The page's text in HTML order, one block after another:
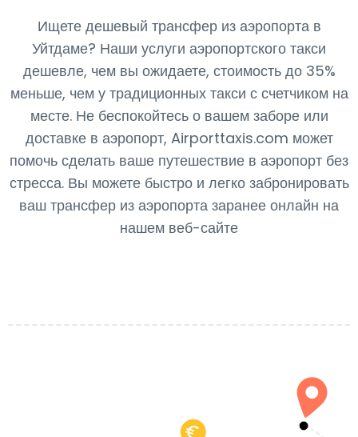
Ищете дешевый трансфер из аэропорта в
Уйтдаме? Наши услуги аэропортского такси
дешевле, чем вы ожидаете, стоимость до 35%
меньше, чем у традиционных такси с счетчиком на
месте. Не беспокойтесь о вашем заборе или
доставке в аэропорт, Airporttaxis.com может
помочь сделать ваше путешествие в аэропорт без
стресса. Вы можете быстро и легко забронировать
ваш трансфер из аэропорта заранее онлайн на
нашем веб-сайте